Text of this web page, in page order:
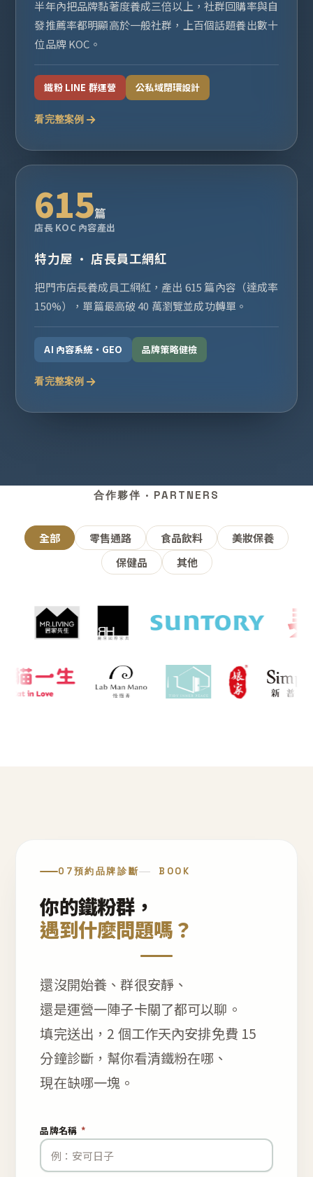
半年內把品牌黏著度養成三倍以上，社群回購率與自
發推薦率都明顯高於一般社群，上百個話題養出數十
位品牌 KOC。
鐵粉 LINE 群運營 公私域閉環設計
看完整案例
615篇
店長 KOC 內容產出
特力屋 · 店長員工網紅
把門市店長養成員工網紅，產出 615 篇內容（達成率
150%），單篇最高破 40 萬瀏覽並成功轉單。
AI 內容系統・GEO 品牌策略健檢
看完整案例
合作夥伴 · PARTNERS
全部 零售通路 食品飲料
美妝保養
保健品
其他
07預約品牌診斷 BOOK
你的鐵粉群，
遇到什麼問題嗎？
還沒開始養、群很安靜、
還是運營一陣子卡關了都可以聊。
填完送出，2 個工作天內安排免費 15
分鐘診斷，幫你看清鐵粉在哪、
現在缺哪一塊。
品牌名稱 *